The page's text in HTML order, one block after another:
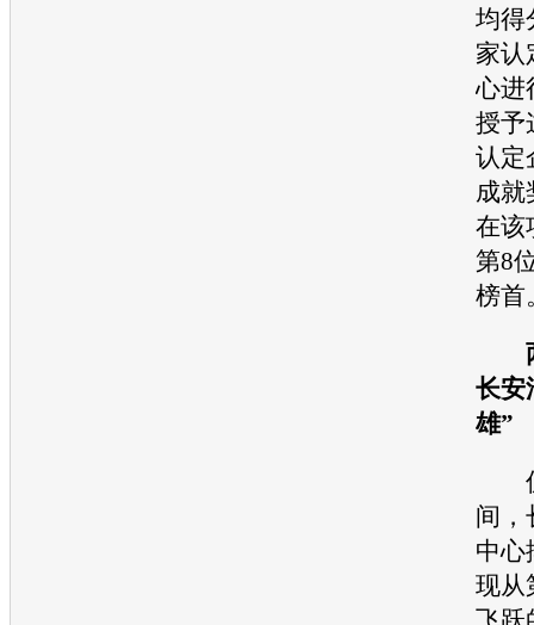
均得
家认
心进
授予
认定
成就
在该
第8
榜首
两
长安
雄”
仅
间，
中心
现从